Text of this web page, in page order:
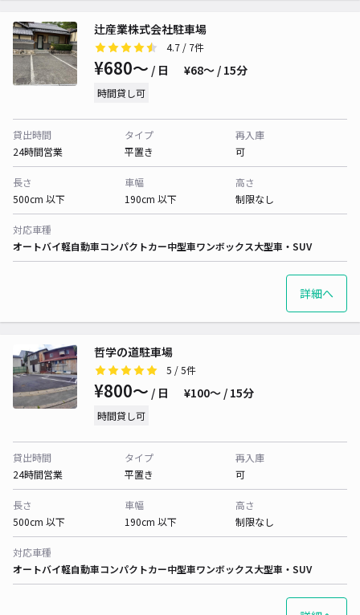
辻産業株式会社駐車場
4.7 / 7件
¥680〜 / 日 ¥68〜 / 15分
時間貸し可
貸出時間
24時間営業
タイプ
平置き
再入庫
可
長さ
500cm 以下
車幅
190cm 以下
高さ
制限なし
対応車種
オートバイ軽自動車コンパクトカー中型車ワンボックス大型車・SUV
詳細へ
哲学の道駐車場
5 / 5件
¥800〜 / 日 ¥100〜 / 15分
時間貸し可
貸出時間
24時間営業
タイプ
平置き
再入庫
可
長さ
500cm 以下
車幅
190cm 以下
高さ
制限なし
対応車種
オートバイ軽自動車コンパクトカー中型車ワンボックス大型車・SUV